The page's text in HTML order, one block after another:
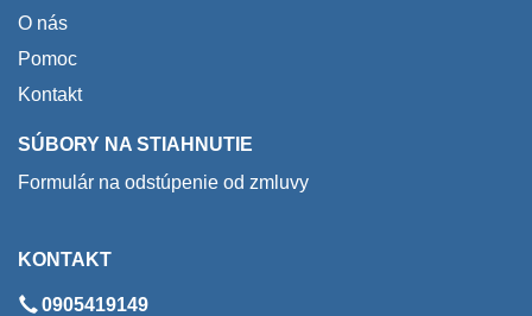
O nás
Pomoc
Kontakt
SÚBORY NA STIAHNUTIE
Formulár na odstúpenie od zmluvy
KONTAKT
0905419149